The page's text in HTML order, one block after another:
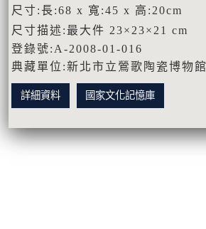
尺寸:長:68 x 寬:45 x 高:20cm
尺寸描述:最大件 23×23×21 cm
登錄號:A-2008-01-016
典藏單位:新北市立鶯歌陶瓷博物館
詳細資料 國家文化記憶庫